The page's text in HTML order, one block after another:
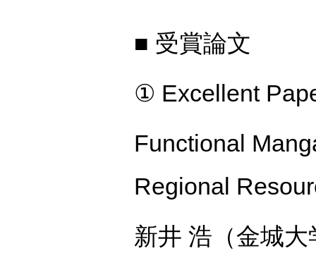
■ 受賞論文
① Excellent
Functional
Regional
新井 浩（金城